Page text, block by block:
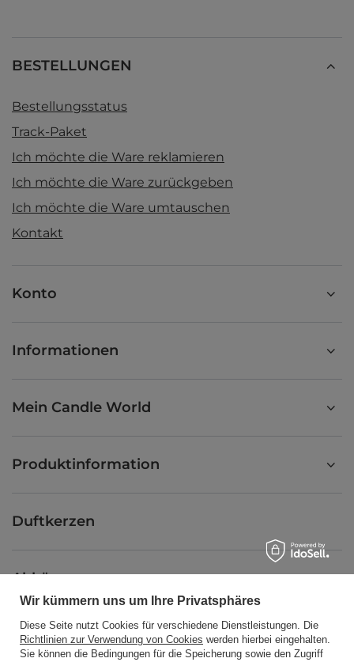
BESTELLUNGEN
Bestellungsstatus
Track-Paket
Ich möchte die Ware reklamieren
Ich möchte die Ware zurückgeben
Ich möchte die Ware umtauschen
Kontakt
Konto
Informationen
Mein Candle World
Produktinformation
Duftkerzen
Abkürzung
Blog
Wir kümmern uns um Ihre Privatsphäres
Diese Seite nutzt Cookies für verschiedene Dienstleistungen. Die
Richtlinien zur Verwendung von Cookies werden hierbei eingehalten.
Sie können die Bedingungen für die Speicherung sowie den Zugriff